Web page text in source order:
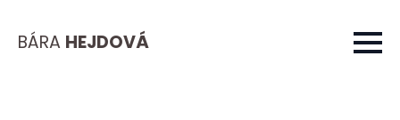
BÁRA HEJDOVÁ